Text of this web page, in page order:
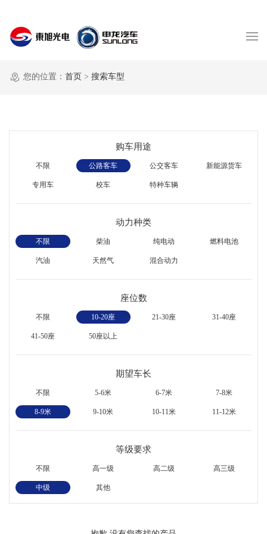
您的位置： 首页 > 搜索车型
购车用途
不限 公路客车 公交客车 新能源货车
专用车 校车 特种车辆
动力种类
不限 柴油 纯电动 燃料电池
汽油 天然气 混合动力
座位数
不限 10-20座 21-30座 31-40座
41-50座 50座以上
期望车长
不限 5-6米 6-7米 7-8米
8-9米 9-10米 10-11米 11-12米
等级要求
不限 高一级 高二级 高三级
中级 其他